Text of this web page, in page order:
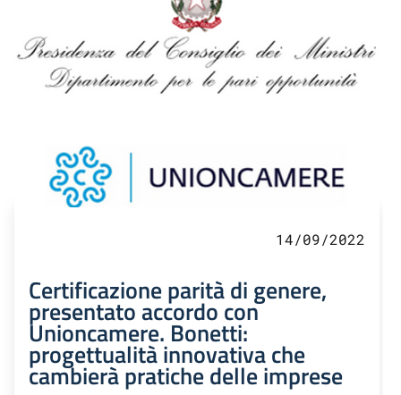
14/09/2022
Certificazione parità di genere,
presentato accordo con
Unioncamere. Bonetti:
progettualità innovativa che
cambierà pratiche delle imprese